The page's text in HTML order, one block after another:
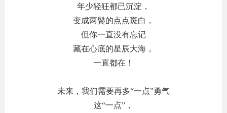
年少轻狂都已沉淀，
变成两鬓的点点斑白，
但你一直没有忘记
藏在心底的星辰大海，
一直都在！
未来，我们需要再多“一点”勇气
这“一点”，